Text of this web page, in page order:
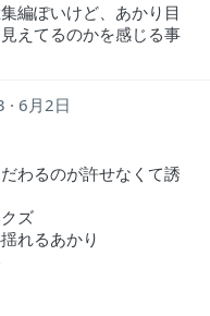
編ぽいけど、あかり目
えてるのかを感じる事
6月2日
わるのが許せなくて誘
ズ
れるあかり